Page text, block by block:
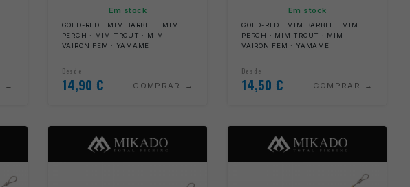
Em stock
GOLD-RED · MIM BARBEL · MIM
PERCH · MIM TROUT · MIM
VAIRON FEM · YAMAME
Desde
14,90 € COMPRAR
Em stock
GOLD-RED · MIM BARBEL · MIM
PERCH · MIM TROUT · MIM
VAIRON FEM · YAMAME
Desde
14,50 € COMPRAR